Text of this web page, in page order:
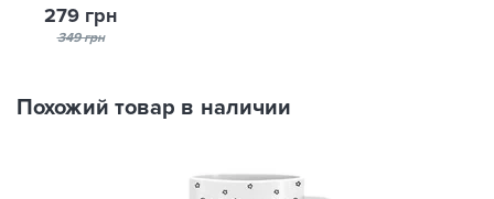
279 грн
349 грн
Похожий товар в наличии